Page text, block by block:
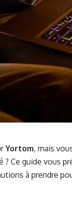
Yortom, mais
? Ce guide vous
à prendre